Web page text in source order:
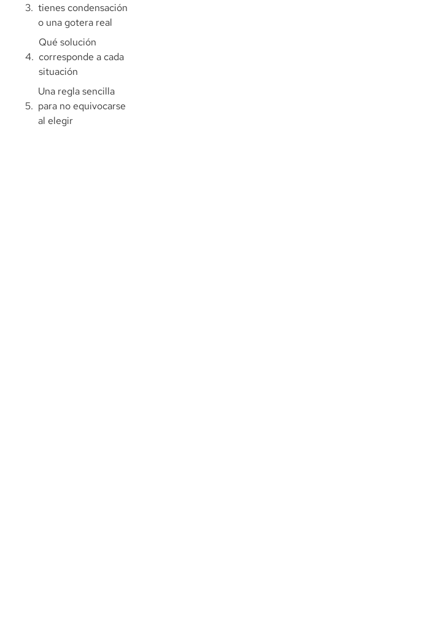
tienes condensación
o una gotera real
Qué solución
corresponde a cada
situación
Una regla sencilla
para no equivocarse
al elegir